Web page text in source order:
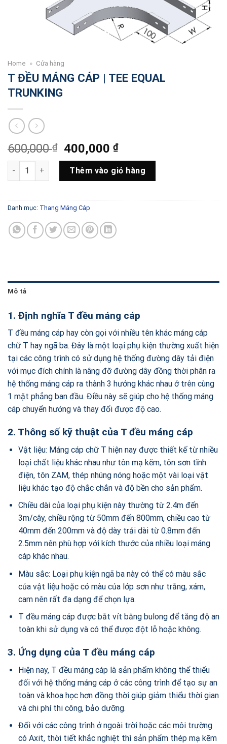
Home » Cửa hàng
T ĐỀU MÁNG CÁP | TEE EQUAL
TRUNKING
600,000₫
Giá
gốc
là:
600,000 ₫.
400,000₫Giá
hiện
tại
là:
400,000 ₫.
T ĐỀU MÁNG CÁP | TEE EQUAL TRUNKING số lượng
Thêm vào giỏ hàng
Danh mục: Thang Máng Cáp
Mô tả
1. Định nghĩa T đều máng cáp
T đều máng cáp hay còn gọi với nhiều tên khác máng cáp
chữ T hay ngã ba. Đây là một loại phụ kiện thường xuất hiện
tại các công trình có sử dụng hệ thống đường dây tải điện
với mục đích chính là nâng đỡ đường dây đồng thời phân ra
hệ thống máng cáp ra thành 3 hướng khác nhau ở trên cùng
1 mặt phẳng ban đầu. Điều này sẽ giúp cho hệ thống máng
cáp chuyển hướng và thay đổi được độ cao.
2. Thông số kỹ thuật của T đều máng cáp
Vật liệu: Máng cáp chữ T hiện nay được thiết kế từ nhiều
loại chất liệu khác nhau như tôn mạ kẽm, tôn sơn tĩnh
điện, tôn ZAM, thép nhúng nóng hoặc một vài loại vật
liệu khác tạo độ chắc chắn và độ bền cho sản phẩm.
Chiều dài của loại phụ kiện này thường từ 2.4m đến
3m/cây, chiều rộng từ 50mm đến 800mm, chiều cao từ
40mm đến 200mm và độ dày trải dài từ 0.8mm đến
2.5mm nên phù hợp với kích thước của nhiều loại máng
cáp khác nhau.
Màu sắc: Loại phụ kiện ngã ba này có thể có màu sắc
của vật liệu hoặc có màu của lớp sơn như trắng, xám,
cam nên rất đa dạng để chọn lựa.
T đều máng cáp được bắt vít bằng bulong để tăng độ an
toàn khi sử dụng và có thể được đột lỗ hoặc không.
3. Ứng dụng của T đều máng cáp
Hiện nay, T đều máng cáp là sản phẩm không thể thiếu
đối với hệ thống máng cáp ở các công trình để tạo sự an
toàn và khoa học hơn đồng thời giúp giảm thiểu thời gian
và chi phí thi công, bảo dưỡng.
Đối với các công trình ở ngoài trời hoặc các môi trường
có Axit, thời tiết khắc nghiệt thì sản phẩm thép mạ kẽm